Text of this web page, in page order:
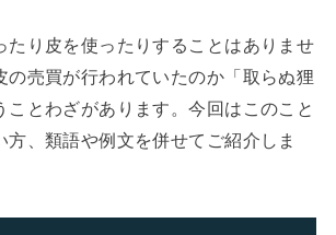
たり皮を使ったりすることはありませ
の売買が行われていたのか「取らぬ狸
ことわざがあります。今回はこのこと
方、類語や例文を併せてご紹介しま